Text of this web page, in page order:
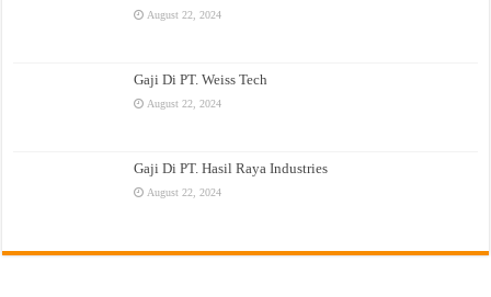
August 22, 2024
Gaji Di PT. Weiss Tech
August 22, 2024
Gaji Di PT. Hasil Raya Industries
August 22, 2024